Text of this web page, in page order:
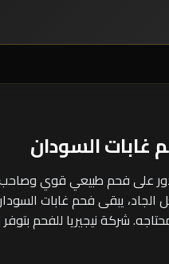
غابات السودان
على فحم طبيعي قوي
الجاد، يبقى فحم غابات
شركة نيجيريا للفحم